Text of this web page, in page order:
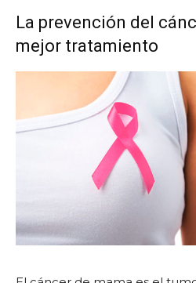
La prevención del
mejor tratamiento